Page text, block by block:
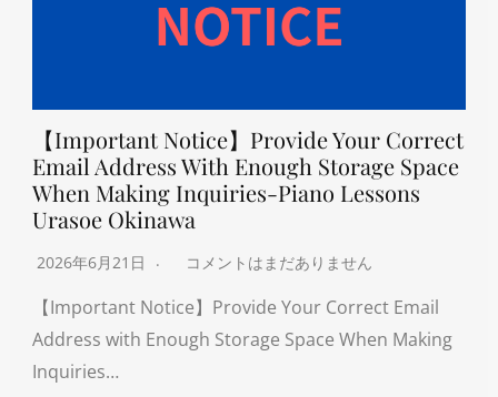
【Important Notice】Provide Your Correct
Email Address With Enough Storage Space
When Making Inquiries-Piano Lessons
Urasoe Okinawa
2026年6月21日 コメントはまだありません
【Important Notice】Provide Your Correct Email
Address with Enough Storage Space When Making
Inquiries…